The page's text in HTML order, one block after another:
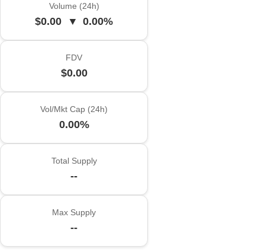
Volume (24h)
$0.00 ▼ 0.00%
FDV
$0.00
Vol/Mkt Cap (24h)
0.00%
Total Supply
--
Max Supply
--